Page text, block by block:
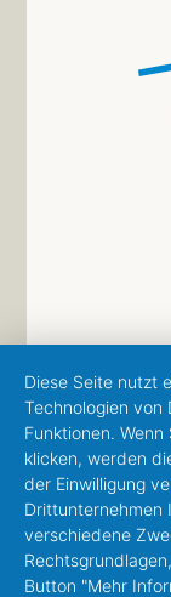
Diese Seite nutzt
Technologien
Funktionen.
klicken, werden
der Einwilligung
Drittunternehmen
verschiedene
Button "Mehr